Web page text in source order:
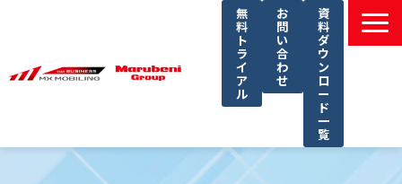
無
料
ト
ラ
イ
ア
ル
お
問
い
合
わ
せ
資
料
ダ
ウ
ン
ロ
ー
ド
一
覧
選ばれる理由